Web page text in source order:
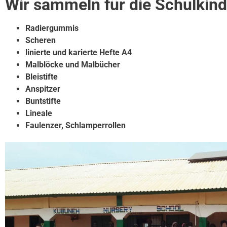
Wir sammeln für die
Radiergummis
Scheren
linierte und karierte Hefte A4
Malblöcke und Malbücher
Bleistifte
Anspitzer
Buntstifte
Lineale
Faulenzer, Schlamperrollen